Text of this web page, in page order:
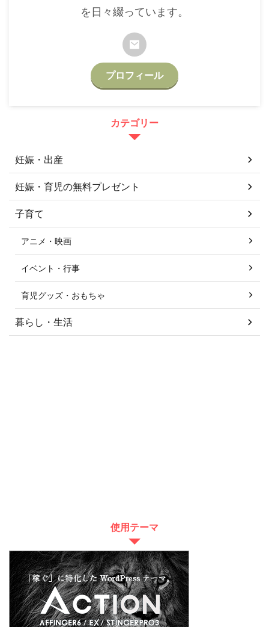
を日々綴っています。
プロフィール
カテゴリー
妊娠・出産
妊娠・育児の無料プレゼント
子育て
アニメ・映画
イベント・行事
育児グッズ・おもちゃ
暮らし・生活
使用テーマ